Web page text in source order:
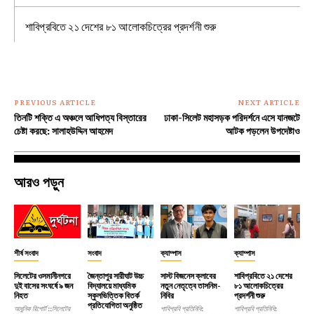
শাবিপ্রবিতে ২১ দেশের ৮১ আলোকচিত্রের প্রদর্শনী শুরু
PREVIOUS ARTICLE
তিনটি শক্তি এ অঞ্চলে আধিপত্য বিস্তারের
চেষ্টা করছে: সালাহউদ্দিন আহমেদ
NEXT ARTICLE
ঢাকা-সিলেট মহাসড়ক পরিদর্শনে এসে যানজটে
আটক পড়লেন উপদেষ্টাও
আরও পড়ুন
শীর্ষ সংবাদ
সিলেটের ওসমানীনগরে
দুই বাসের সংঘর্ষে ৯ জন
নিহত
আধুনিক রিপোর্ট ::সিলেটের
সংবাদ
জৈন্তাপুর সারীঘাট উচ্চ
বিদ্যালয়ে মাধ্যমিক
স্কুলভিত্তিক বিতর্ক
প্রতিযোগিতা অনুষ্ঠিত
ক্যাম্পাস
সাস্ট বিজনেস ক্লাবের
নতুন নেতৃত্বে তাসনিম-
নিবির
শাবিপ্রবি প্রতিনিধি:
ক্যাম্পাস
শাবিপ্রবিতে ২১ দেশের
৮১ আলোকচিত্রের
প্রদর্শনী শুরু
শাবিপ্রবি প্রতিনিধি: